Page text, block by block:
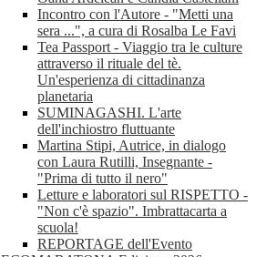
Incontro con l'Autore - "Metti una
sera ...", a cura di Rosalba Le Favi
Tea Passport - Viaggio tra le culture
attraverso il rituale del tè.
Un'esperienza di cittadinanza
planetaria
SUMINAGASHI. L'arte
dell'inchiostro fluttuante
Martina Stipi, Autrice, in dialogo
con Laura Rutilli, Insegnante -
"Prima di tutto il nero"
Letture e laboratori sul RISPETTO -
"Non c'è spazio". Imbrattacarta a
scuola!
REPORTAGE dell'Evento